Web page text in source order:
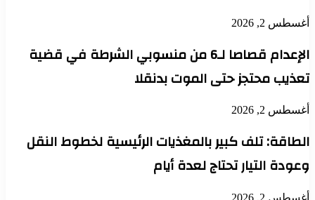
أغسطس 2, 2026
الإعدام قصاصا لـ6 من منسوبي الشرطة في قضية
تعذيب محتجز حتى الموت بدنقلا
أغسطس 2, 2026
الطاقة: تلف كبير بالمغذيات الرئيسية لخطوط النقل
وعودة التيار تحتاج لعدة أيام
أغسطس 2, 2026